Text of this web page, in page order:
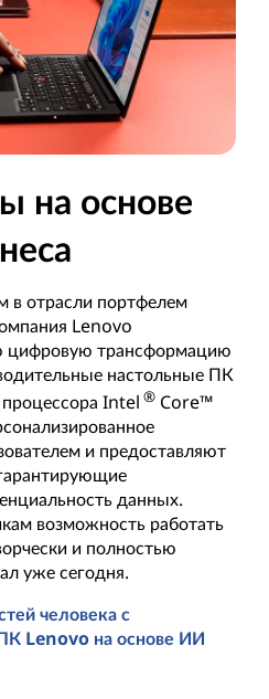
на основе
отрасли портфелем
Lenovo
цифровую трансформацию
настольные ПК
Intel ® Core™
и предоставляют
данных.
возможность работать
и полностью
уже сегодня.
человека с
Lenovo на основе ИИ